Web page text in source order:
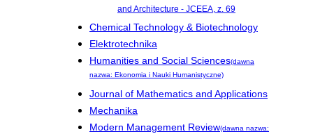
and Architecture - JCEEA, z. 69
Chemical Technology & Biotechnology
Elektrotechnika
Humanities and Social Sciences(dawna
nazwa: Ekonomia i Nauki Humanistyczne)
Journal of Mathematics and Applications
Mechanika
Modern Management Review(dawna nazwa: